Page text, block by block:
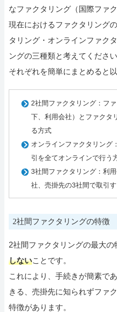
なファクタリング（国際ファ
現在におけるファクタリング
タリング・オンラインファク
ングの三種類と考えてください
それぞれを簡単にまとめると
2社間ファクタリング：フ
下、利用会社）とファクタ
る方式
オンラインファクタリング
引を全てオンラインで行う
3社間ファクタリング：利
社、売掛先の3社間で取引
2社間ファクタリングの特徴
2社間ファクタリングの最大の
しないことです。
これにより、手続きが簡素で
きる、売掛先に知られずファ
特徴があります。